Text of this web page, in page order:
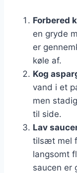
Forbered
en gryde
er
køle af.
Kog
vand i et
men
til side.
Lav
tilsæt mel
langsomt
saucen er